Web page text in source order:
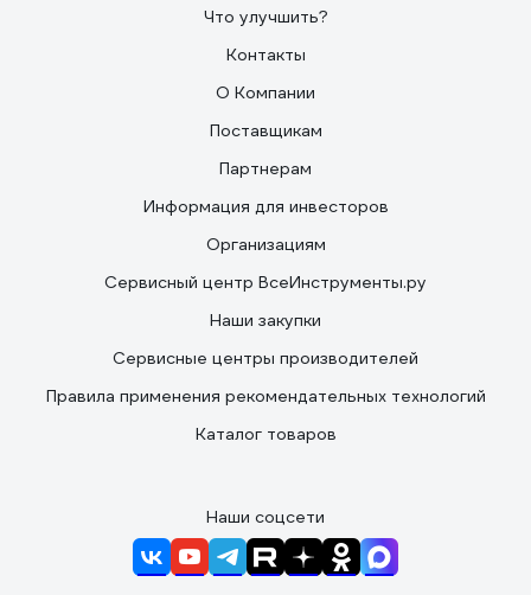
Что улучшить?
Контакты
О Компании
Поставщикам
Партнерам
Информация для инвесторов
Организациям
Сервисный центр ВсеИнструменты.ру
Наши закупки
Сервисные центры производителей
Правила применения рекомендательных технологий
Каталог товаров
Наши соцсети